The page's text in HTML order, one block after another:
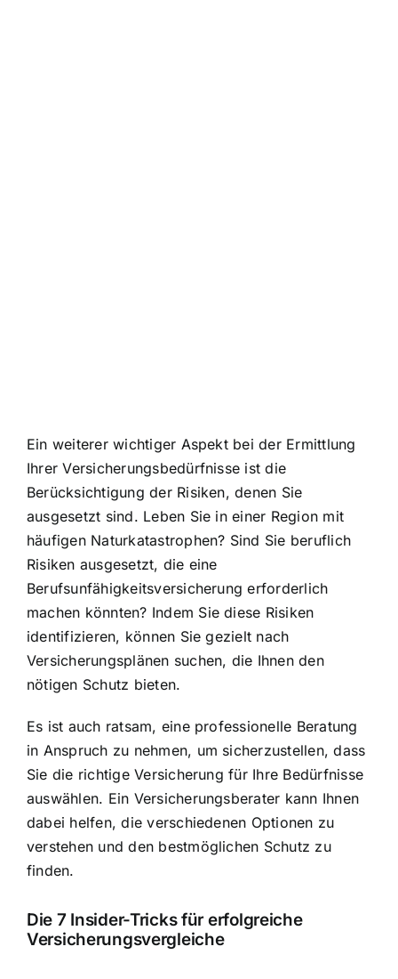
Ein weiterer wichtiger Aspekt bei der Ermittlung
Ihrer Versicherungsbedürfnisse ist die
Berücksichtigung der Risiken, denen Sie
ausgesetzt sind. Leben Sie in einer Region mit
häufigen Naturkatastrophen? Sind Sie beruflich
Risiken ausgesetzt, die eine
Berufsunfähigkeitsversicherung erforderlich
machen könnten? Indem Sie diese Risiken
identifizieren, können Sie gezielt nach
Versicherungsplänen suchen, die Ihnen den
nötigen Schutz bieten.
Es ist auch ratsam, eine professionelle Beratung
in Anspruch zu nehmen, um sicherzustellen, dass
Sie die richtige Versicherung für Ihre Bedürfnisse
auswählen. Ein Versicherungsberater kann Ihnen
dabei helfen, die verschiedenen Optionen zu
verstehen und den bestmöglichen Schutz zu
finden.
Die 7 Insider-Tricks für erfolgreiche
Versicherungsvergleiche